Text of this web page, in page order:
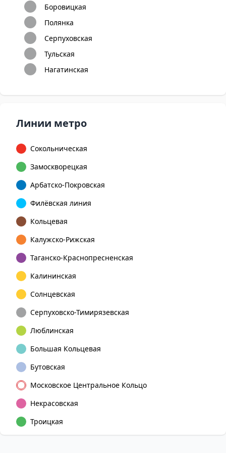
Боровицкая
Полянка
Серпуховская
Тульская
Нагатинская
Линии метро
Сокольническая
Замоскворецкая
Арбатско-Покровская
Филёвская линия
Кольцевая
Калужско-Рижская
Таганско-Краснопресненская
Калининская
Солнцевская
Серпуховско-Тимирязевская
Люблинская
Большая Кольцевая
Бутовская
Московское Центральное Кольцо
Некрасовская
Троицкая